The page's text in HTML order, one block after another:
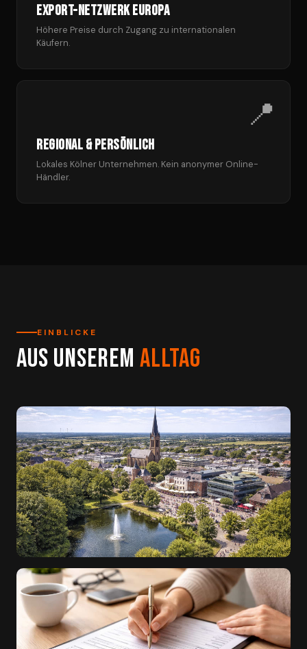
Export-Netzwerk Europa
Höhere Preise durch Zugang zu internationalen
Käufern.
📍
Regional & persönlich
Lokales Kölner Unternehmen. Kein anonymer Online-
Händler.
EINBLICKE
Aus unserem Alltag